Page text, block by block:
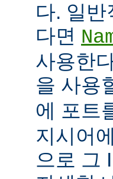
다. 일
다면
사용한
을 사용
에 포트
지시어
으로 그